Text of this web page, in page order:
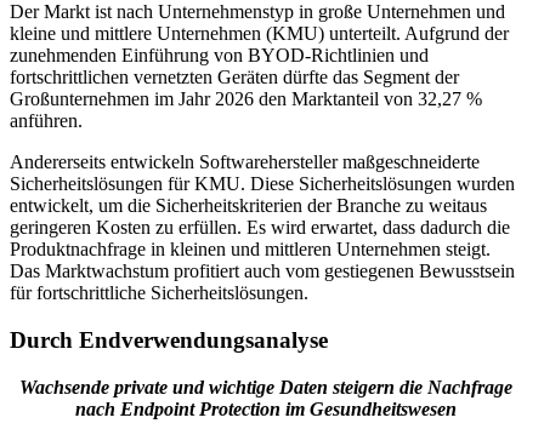
Der Markt ist nach Unternehmenstyp in große Unternehmen und
kleine und mittlere Unternehmen (KMU) unterteilt. Aufgrund der
zunehmenden Einführung von BYOD-Richtlinien und
fortschrittlichen vernetzten Geräten dürfte das Segment der
Großunternehmen im Jahr 2026 den Marktanteil von 32,27 %
anführen.
Andererseits entwickeln Softwarehersteller maßgeschneiderte
Sicherheitslösungen für KMU. Diese Sicherheitslösungen wurden
entwickelt, um die Sicherheitskriterien der Branche zu weitaus
geringeren Kosten zu erfüllen. Es wird erwartet, dass dadurch die
Produktnachfrage in kleinen und mittleren Unternehmen steigt.
Das Marktwachstum profitiert auch vom gestiegenen Bewusstsein
für fortschrittliche Sicherheitslösungen.
Durch Endverwendungsanalyse
Wachsende private und wichtige Daten steigern die Nachfrage
nach Endpoint Protection im Gesundheitswesen